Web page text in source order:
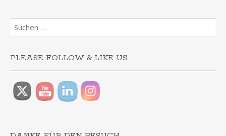
Suchen
nach:
PLEASE FOLLOW & LIKE US